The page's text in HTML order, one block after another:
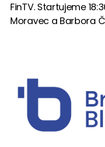
FinTV. Startujeme
Moravec a Barbora